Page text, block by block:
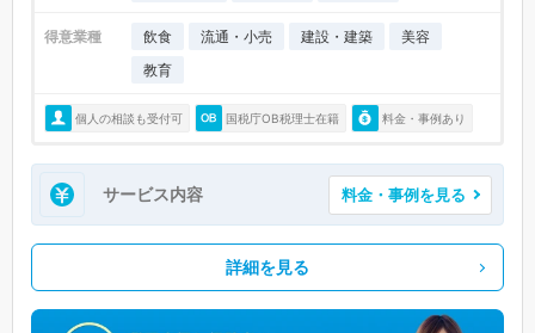
得意業種 飲食 流通・小売 建設・建築
美容
教育
個人の相談も受付可 国税庁OB税理士在籍 料金・事例あり
サービス内容 料金・事例を見る
詳細を見る